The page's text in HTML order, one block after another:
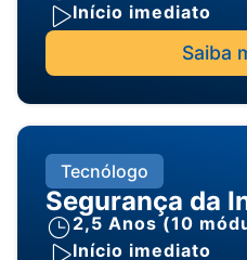
Início imediato
Saiba
Tecnólogo
Segurança da
2,5 Anos (10
Início imediato